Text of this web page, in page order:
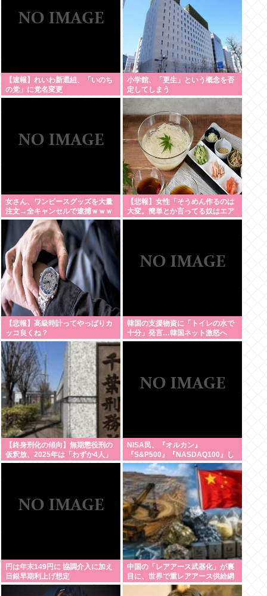
【速報】れいわ新選組、「いのち
の党」に党名変更
小学館、「更生」という概念を否
定してしまう
女さん、ワンピースグッズを大量
注文→全キャンセルで逮捕ｗｗｗ
【悲報】女性「そうめん作るのは
大変。簡単とか言ってる奴はエア
プ」
【悲報】高級時計ってやっぱりカ
ッコ良くね？
韓国の支援物資に「トイレの水で
十分」発言…韓国ネット激怒へ
www
【終身刑化の傾向】無期懲役刑の
仮釈放、2025年は「わずか4人」
2024年は32人が獄中死
NISA民、『オルカン』
『S&P500』『NASDAQ100』し
か買わない
円は年末149円に 協調介入に加え
日銀早期利上げ想定
中国の「レアアース武器化」が裏
目に、世界で重レアアース供給網
の構築が加速、中国の独占終わ